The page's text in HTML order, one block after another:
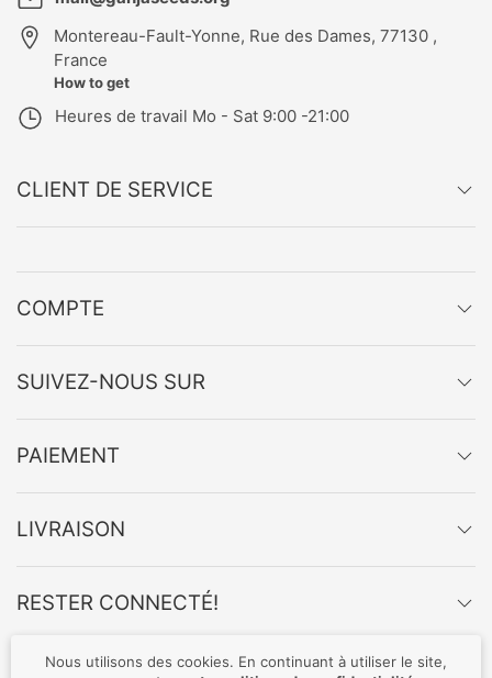
Montereau-Fault-Yonne, Rue des Dames, 77130 ,
France
How to get
Heures de travail Mo - Sat 9:00 -21:00
CLIENT DE SERVICE
COMPTE
SUIVEZ-NOUS SUR
PAIEMENT
LIVRAISON
RESTER CONNECTÉ!
Nous utilisons des cookies. En continuant à utiliser le site,